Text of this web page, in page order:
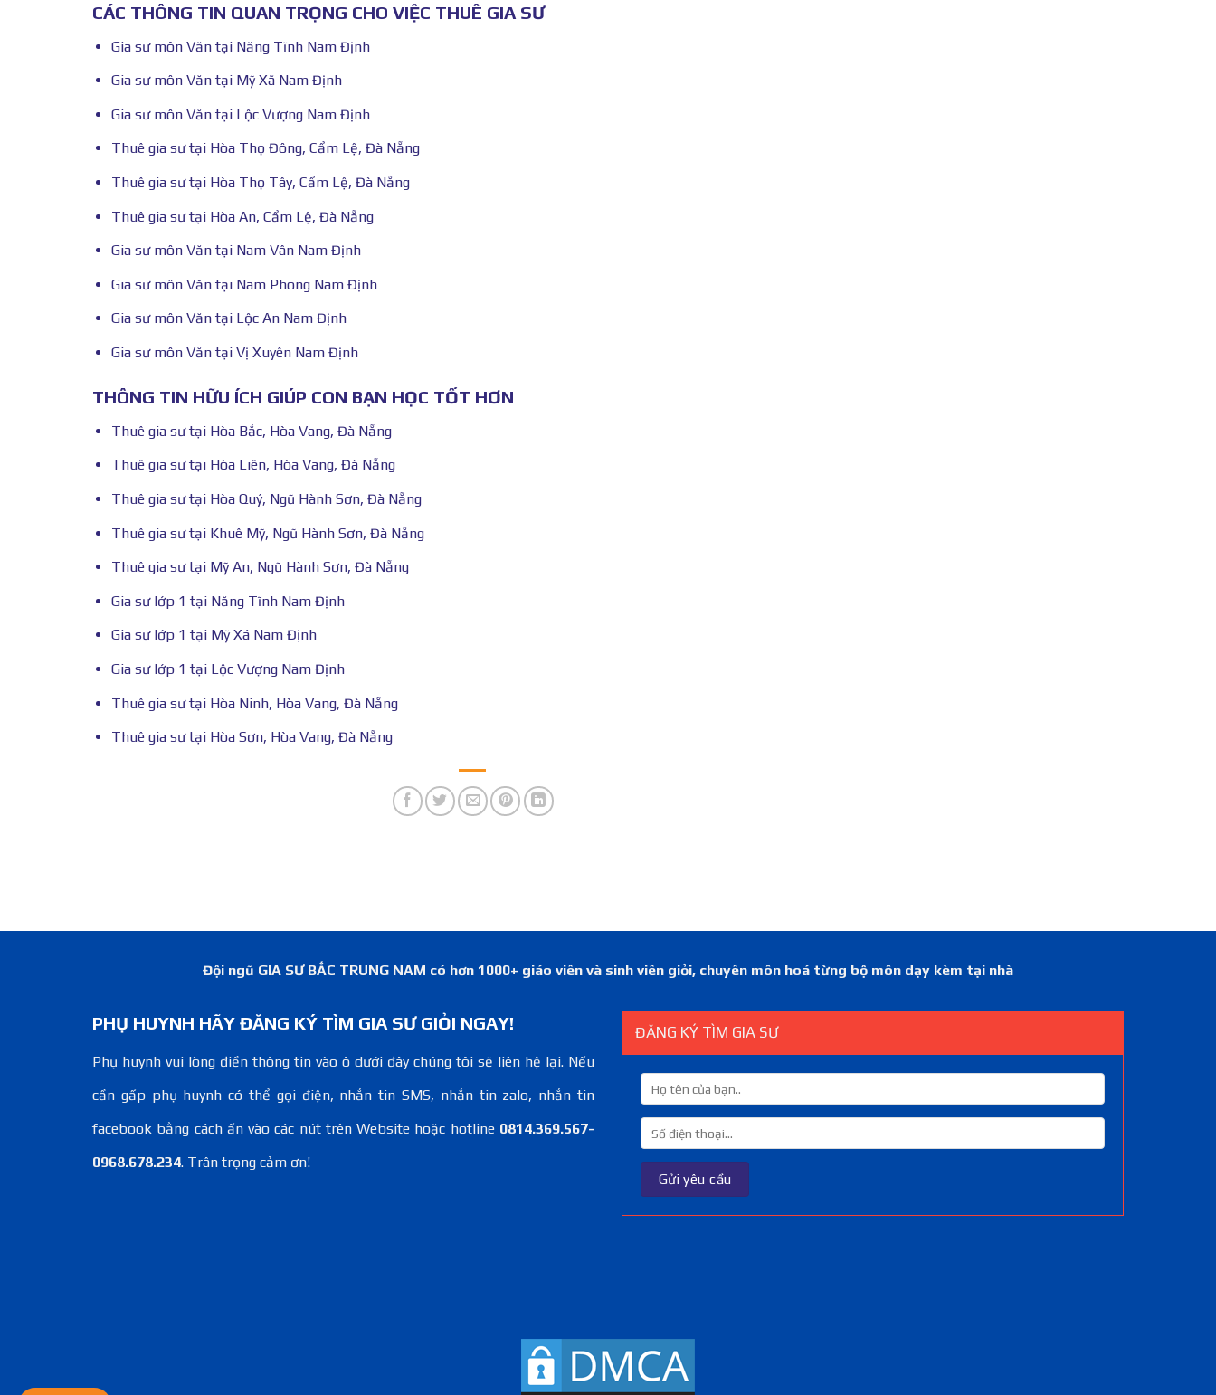
CÁC THÔNG TIN QUAN TRỌNG CHO VIỆC THUÊ GIA SƯ
Gia sư môn Văn tại Năng Tĩnh Nam Định
Gia sư môn Văn tại Mỹ Xã Nam Định
Gia sư môn Văn tại Lộc Vượng Nam Định
Thuê gia sư tại Hòa Thọ Đông, Cẩm Lệ, Đà Nẵng
Thuê gia sư tại Hòa Thọ Tây, Cẩm Lệ, Đà Nẵng
Thuê gia sư tại Hòa An, Cẩm Lệ, Đà Nẵng
Gia sư môn Văn tại Nam Vân Nam Định
Gia sư môn Văn tại Nam Phong Nam Định
Gia sư môn Văn tại Lộc An Nam Định
Gia sư môn Văn tại Vị Xuyên Nam Định
THÔNG TIN HỮU ÍCH GIÚP CON BẠN HỌC TỐT HƠN
Thuê gia sư tại Hòa Bắc, Hòa Vang, Đà Nẵng
Thuê gia sư tại Hòa Liên, Hòa Vang, Đà Nẵng
Thuê gia sư tại Hòa Quý, Ngũ Hành Sơn, Đà Nẵng
Thuê gia sư tại Khuê Mỹ, Ngũ Hành Sơn, Đà Nẵng
Thuê gia sư tại Mỹ An, Ngũ Hành Sơn, Đà Nẵng
Gia sư lớp 1 tại Năng Tĩnh Nam Định
Gia sư lớp 1 tại Mỹ Xá Nam Định
Gia sư lớp 1 tại Lộc Vượng Nam Định
Thuê gia sư tại Hòa Ninh, Hòa Vang, Đà Nẵng
Thuê gia sư tại Hòa Sơn, Hòa Vang, Đà Nẵng
Đội ngũ GIA SƯ BẮC TRUNG NAM có hơn 1000+ giáo viên và sinh viên giỏi, chuyên môn hoá từng bộ môn dạy kèm tại nhà
PHỤ HUYNH HÃY ĐĂNG KÝ TÌM GIA SƯ GIỎI NGAY!
Phụ huynh vui lòng điền thông tin vào ô dưới đây chúng tôi sẽ liên hệ lại. Nếu
cần gấp phụ huynh có thể gọi điện, nhắn tin SMS, nhắn tin zalo, nhắn tin
facebook bằng cách ấn vào các nút trên Website hoặc hotline 0814.369.567-
0968.678.234. Trân trọng cảm ơn!
ĐĂNG KÝ TÌM GIA SƯ